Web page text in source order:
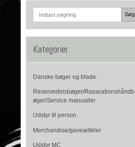
Søg
Kategorier
Danske bøger og blade.
Reservedelsbøger/Reparationshåndb
øger/Service manualler
Udstyr til person
Merchandise/gaveartikler
Udstyr MC